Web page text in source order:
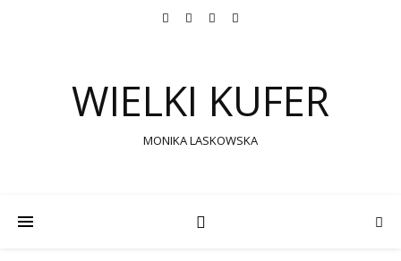
WIELKI KUFER
MONIKA LASKOWSKA